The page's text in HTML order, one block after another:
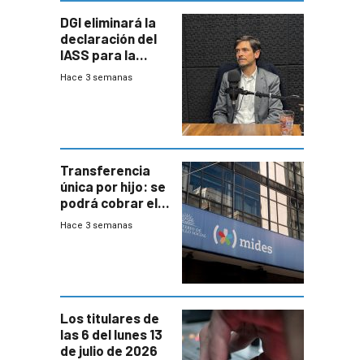
DGI eliminará la
declaración del
IASS para la
mayoría de los
Hace 3 semanas
Transferencia
única por hijo: se
podrá cobrar el
100% en efectivo
Hace 3 semanas
Los titulares de
las 6 del lunes 13
de julio de 2026